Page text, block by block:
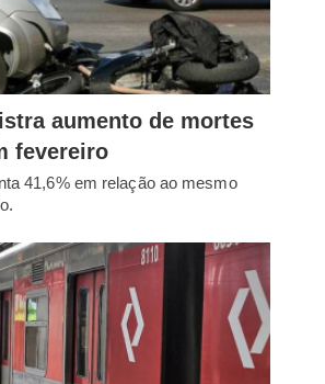
aumento de mortes
fevereiro
41,6% em relação ao mesmo